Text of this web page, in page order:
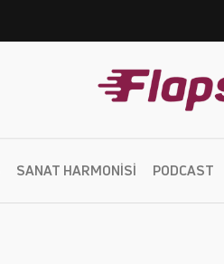
SANAT HARMONISI PODCAST